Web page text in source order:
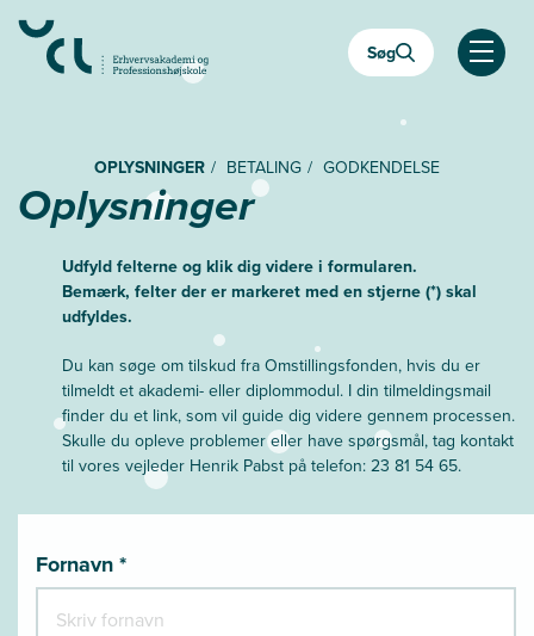
hovedindhold
Søg
Åben
OPLYSNINGER BETALING GODKENDELSE
Oplysninger
Udfyld felterne og klik dig videre i formularen.
Bemærk, felter der er markeret med en stjerne (*) skal
udfyldes.
Du kan søge om tilskud fra Omstillingsfonden, hvis du er
tilmeldt et akademi- eller diplommodul. I din tilmeldingsmail
finder du et link, som vil guide dig videre gennem processen.
Skulle du opleve problemer eller have spørgsmål, tag kontakt
til vores vejleder Henrik Pabst på telefon: 23 81 54 65.
Fornavn *